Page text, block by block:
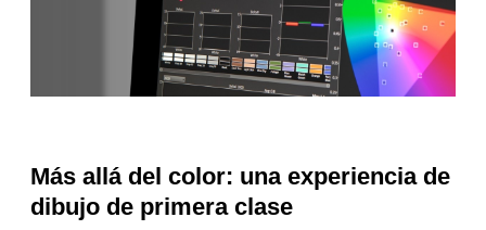
Más allá del color: una experiencia de
dibujo de primera clase